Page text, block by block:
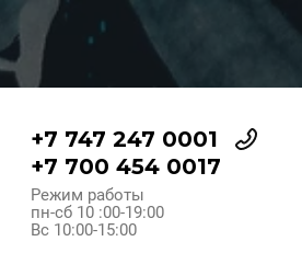
+7 747 247 0001
+7 700 454 0017
Режим работы
пн-сб 10 :00-19:00
Вс 10:00-15:00